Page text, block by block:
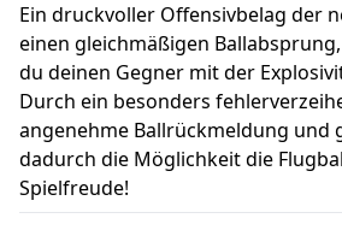
Ein druckvoller Offensivbelag der
einen gleichmäßigen
du deinen Gegner mit der
Durch ein besonders
angenehme Ballrückmeldung und
dadurch die Möglichkeit die
Spielfreude!